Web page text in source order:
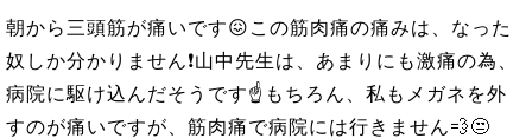
朝から三頭筋が痛いです😖この筋肉痛の痛みは、なった
奴しか分かりません❗山中先生は、あまりにも激痛の為、
病院に駆け込んだそうです☝️もちろん、私もメガネを外
すのが痛いですが、筋肉痛で病院には行きません💨😒